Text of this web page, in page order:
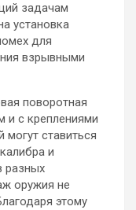
задачам
установка
для
взрывными
поворотная
и с креплениями
ставиться
и
разных
оружия не
этому